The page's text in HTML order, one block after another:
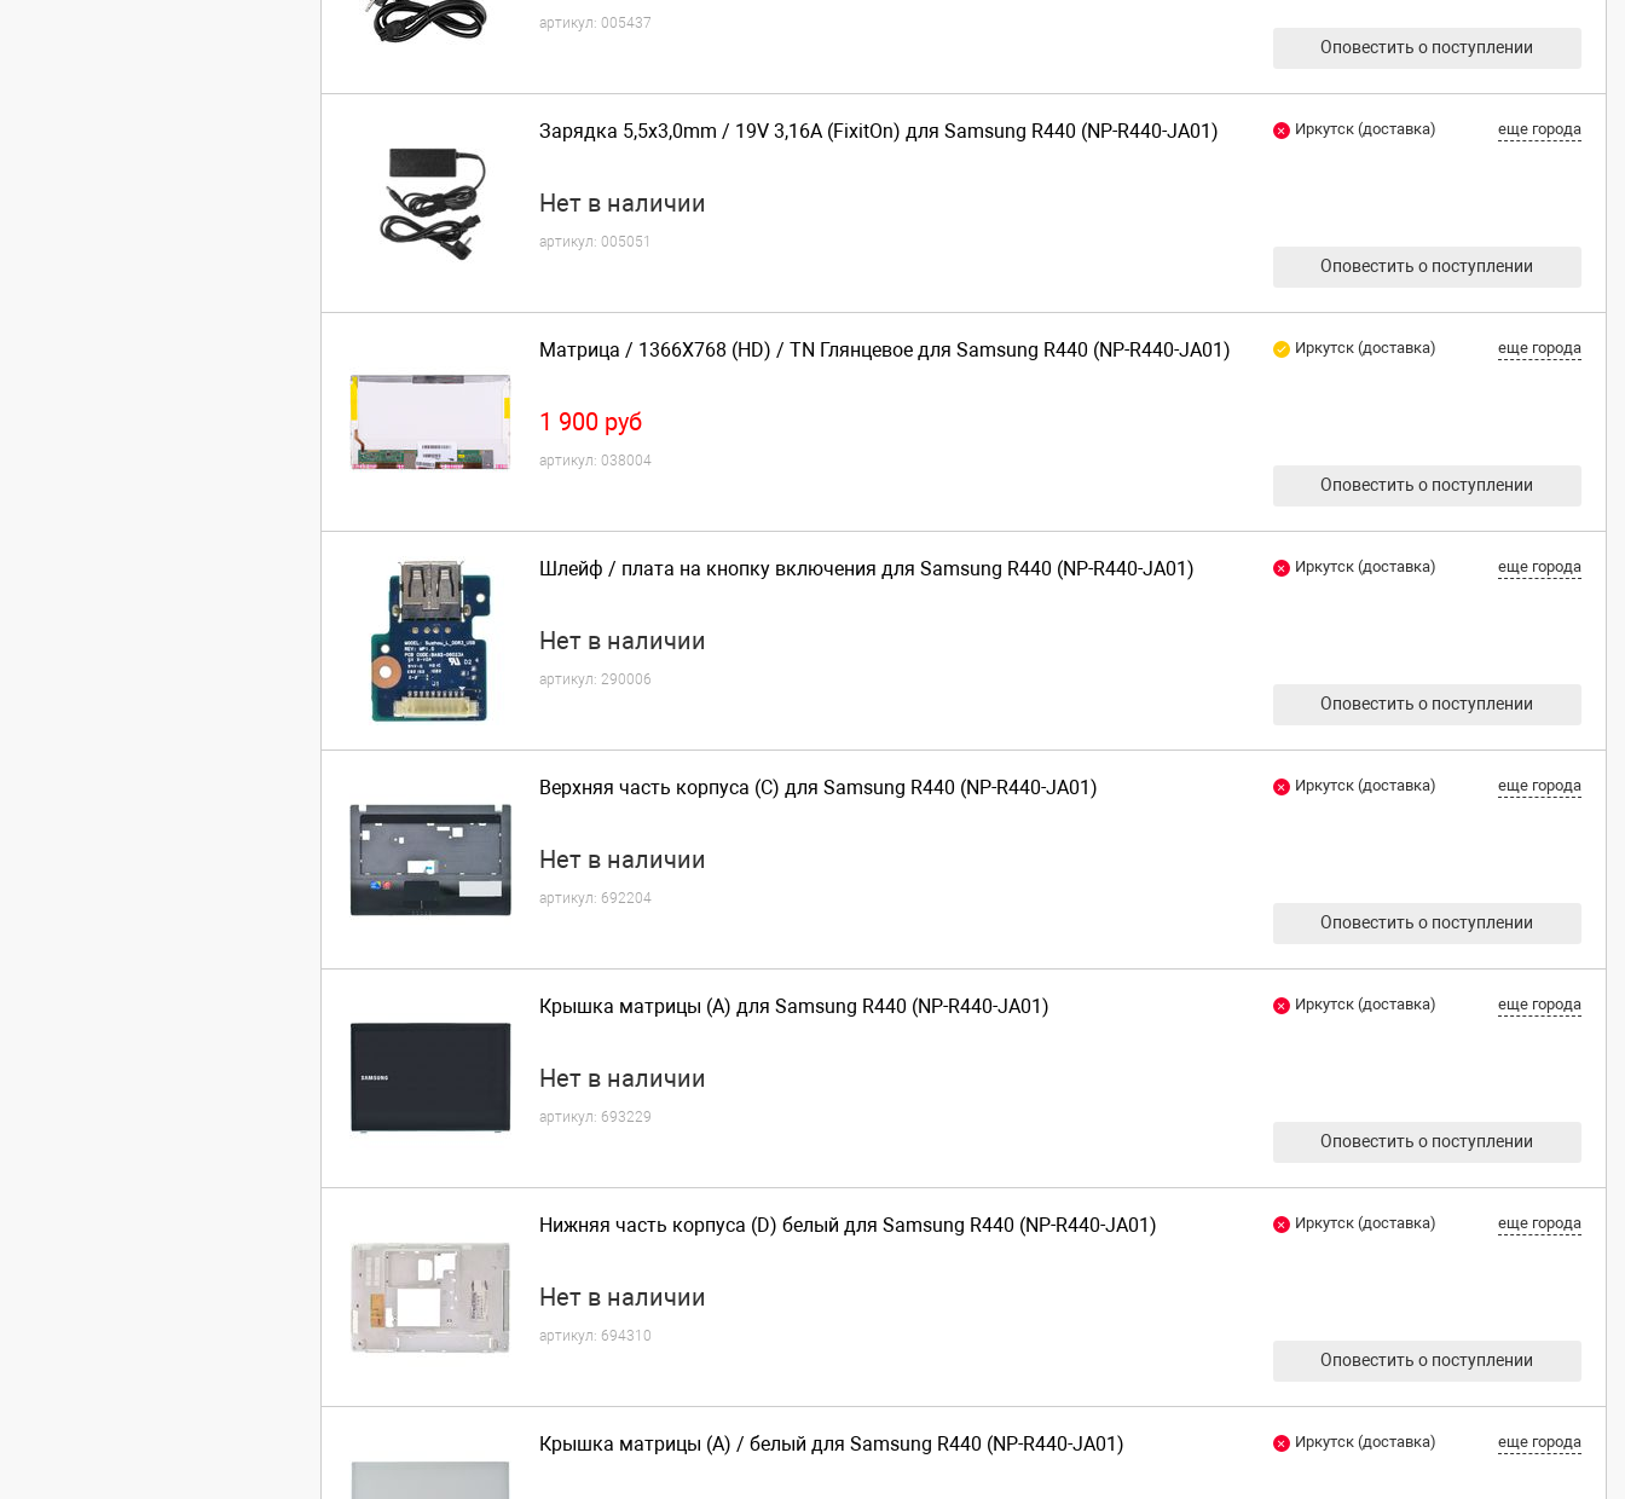
артикул: 005437
Оповестить о поступлении
Зарядка 5,5x3,0mm / 19V 3,16A (FixitOn) для Samsung R440 (NP-R440-JA01)
Нет в наличии
артикул: 005051
Иркутск (доставка) еще города
Оповестить о поступлении
Матрица / 1366X768 (HD) / TN Глянцевое для Samsung R440 (NP-R440-JA01)
1 900 руб
артикул: 038004
Иркутск (доставка) еще города
Оповестить о поступлении
Шлейф / плата на кнопку включения для Samsung R440 (NP-R440-JA01)
Нет в наличии
артикул: 290006
Иркутск (доставка) еще города
Оповестить о поступлении
Верхняя часть корпуса (C) для Samsung R440 (NP-R440-JA01)
Нет в наличии
артикул: 692204
Иркутск (доставка) еще города
Оповестить о поступлении
Крышка матрицы (A) для Samsung R440 (NP-R440-JA01)
Нет в наличии
артикул: 693229
Иркутск (доставка) еще города
Оповестить о поступлении
Нижняя часть корпуса (D) белый для Samsung R440 (NP-R440-JA01)
Нет в наличии
артикул: 694310
Иркутск (доставка) еще города
Оповестить о поступлении
Крышка матрицы (A) / белый для Samsung R440 (NP-R440-JA01) Иркутск (доставка) еще города